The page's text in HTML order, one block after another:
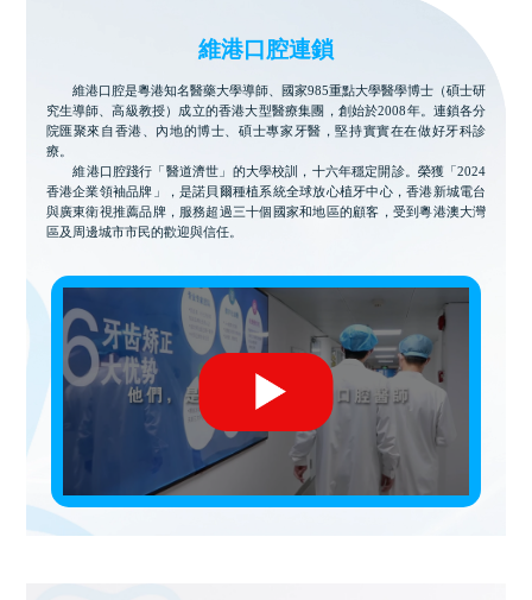
維港口腔連鎖
維港口腔是粵港知名醫藥大學導師、國家985重點大學醫學博士（碩士研
究生導師、高級教授）成立的香港大型醫療集團，創始於2008年。連鎖各分
院匯聚來自香港、內地的博士、碩士專家牙醫，堅持實實在在做好牙科診
療。
維港口腔踐行「醫道濟世」的大學校訓，十六年穩定開診。榮獲「2024
香港企業領袖品牌」，是諾貝爾種植系統全球放心植牙中心，香港新城電台
與廣東衛視推薦品牌，服務超過三十個國家和地區的顧客，受到粵港澳大灣
區及周邊城市市民的歡迎與信任。